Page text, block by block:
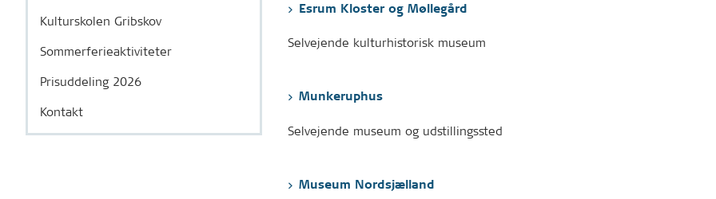
Kulturskolen Gribskov
Sommerferieaktiviteter
Prisuddeling 2026
Kontakt
Esrum Kloster og Møllegård
Selvejende kulturhistorisk museum
Munkeruphus
Selvejende museum og udstillingssted
Museum Nordsjælland